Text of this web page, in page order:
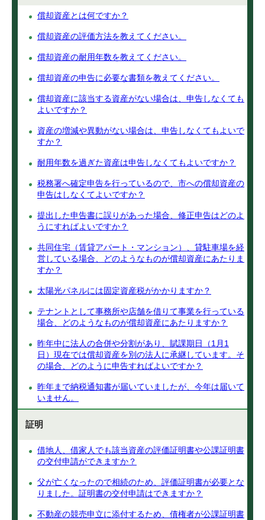
償却資産とは何ですか？
償却資産の評価方法を教えてください。
償却資産の耐用年数を教えてください。
償却資産の申告に必要な書類を教えてください。
償却資産に該当する資産がない場合は、申告しなくても
よいですか？
資産の増減や異動がない場合は、申告しなくてもよいで
すか？
耐用年数を過ぎた資産は申告しなくてもよいですか？
税務署へ確定申告を行っているので、市への償却資産の
申告はしなくてよいですか？
提出した申告書に誤りがあった場合、修正申告はどのよ
うにすればよいですか？
共同住宅（賃貸アパート・マンション）、貸駐車場を経
営している場合、どのようなものが償却資産にあたりま
すか？
太陽光パネルには固定資産税がかかりますか？
テナントとして事務所や店舗を借りて事業を行っている
場合、どのようなものが償却資産にあたりますか？
昨年中に法人の合併や分割があり、賦課期日（1月1
日）現在では償却資産を別の法人に承継しています。そ
の場合、どのように申告すればよいですか？
昨年まで納税通知書が届いていましたが、今年は届いて
いません。
証明
借地人、借家人でも該当資産の評価証明書や公課証明書
の交付申請ができますか？
父が亡くなったので相続のため、評価証明書が必要とな
りました。証明書の交付申請はできますか？
不動産の競売申立に添付するため、債権者が公課証明書